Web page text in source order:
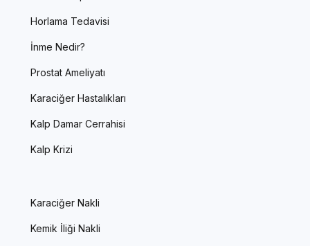
Horlama Tedavisi
İnme Nedir?
Prostat Ameliyatı
Karaciğer Hastalıkları
Kalp Damar Cerrahisi
Kalp Krizi
Karaciğer Nakli
Kemik İliği Nakli